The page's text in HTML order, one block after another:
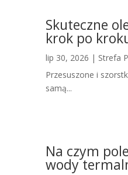
Skuteczne
krok po
lip 30, 2026 | Strefa
Przesuszone i
samą...
Na czym
wody